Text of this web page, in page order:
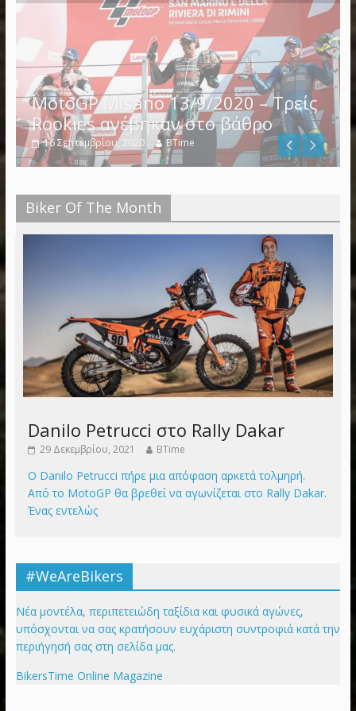
MotoGP Misano 13/9/2020 – Τρείς
Rookies ανέβηκαν στο βάθρο
16 Σεπτεμβρίου, 2020 BTime
Biker Of The Month
Danilo Petrucci στο Rally Dakar
29 Δεκεμβρίου, 2021 BTime
Ο Danilo Petrucci πήρε μια απόφαση αρκετά τολμηρή.
Από το MotoGP θα βρεθεί να αγωνίζεται στο Rally Dakar.
Ένας εντελώς
#WeAreBikers
Νέα μοντέλα, περιπετειώδη ταξίδια και φυσικά αγώνες,
υπόσχονται να σας κρατήσουν ευχάριστη συντροφιά κατά την
περιήγησή σας στη σελίδα μας.
BikersTime Online Magazine